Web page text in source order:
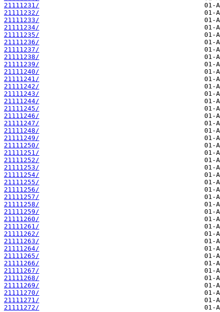
21111231/
21111232/
21111233/
21111234/
21111235/
21111236/
21111237/
21111238/
21111239/
21111240/
21111241/
21111242/
21111243/
21111244/
21111245/
21111246/
21111247/
21111248/
21111249/
21111250/
21111251/
21111252/
21111253/
21111254/
21111255/
21111256/
21111257/
21111258/
21111259/
21111260/
21111261/
21111262/
21111263/
21111264/
21111265/
21111266/
21111267/
21111268/
21111269/
21111270/
21111271/
21111272/